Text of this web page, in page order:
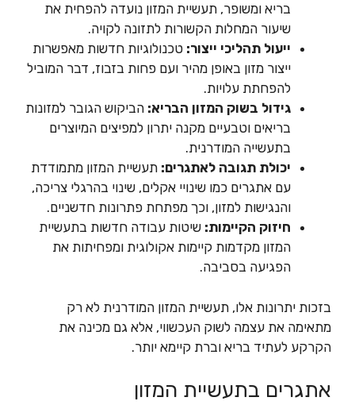
בריא ומשופר, תעשיית המזון נועדה להפחית את
שיעור המחלות הקשורות לתזונה לקויה.
ייעול תהליכי ייצור: טכנולוגיות חדשות מאפשרות
ייצור מזון באופן מהיר ועם פחות בזבוז, דבר המוביל
להפחתת עלויות.
גידול בשוק המזון הבריא: הביקוש הגובר למזונות
בריאים וטבעיים מקנה יתרון למפיצים המיוצרים
בתעשייה המודרנית.
יכולת תגובה לאתגרים: תעשיית המזון מתמודדת
עם אתגרים כמו שינויי אקלים, שינוי בהרגלי צריכה,
והנגישות למזון, וכך מפתחת פתרונות חדשניים.
חיזוק הקיימות: שיטות עבודה חדשות בתעשיית
המזון מקדמות קיימות אקולוגית ומפחיתות את
הפגיעה בסביבה.
בזכות יתרונות אלו, תעשיית המזון המודרנית לא רק
מתאימה את עצמה לשוק העכשווי, אלא גם מכינה את
הקרקע לעתיד בריא וברת קיימא יותר.
אתגרים בתעשיית המזון